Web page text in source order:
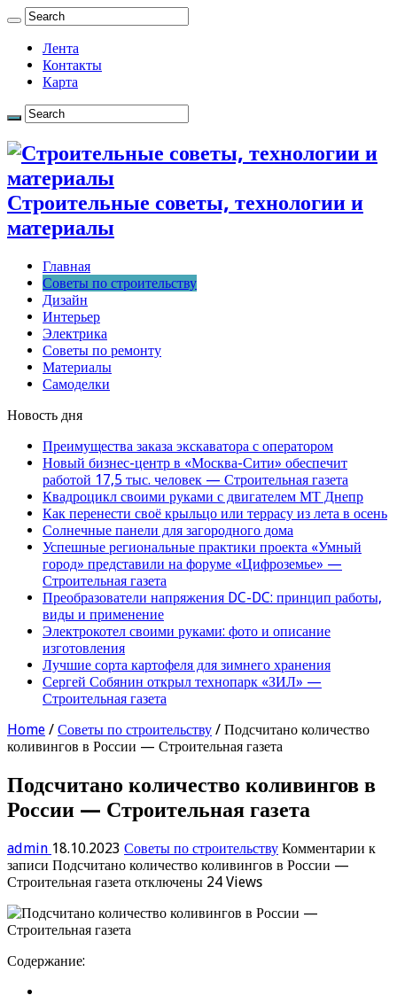
Лента
Контакты
Карта
Строительные советы, технологии и
материалы
Главная
Советы по строительству
Дизайн
Интерьер
Электрика
Советы по ремонту
Материалы
Самоделки
Новость дня
Преимущества заказа экскаватора с оператором
Новый бизнес-центр в «Москва-Сити» обеспечит
работой 17,5 тыс. человек — Строительная газета
Квадроцикл своими руками с двигателем МТ Днепр
Как перенести своё крыльцо или террасу из лета в осень
Солнечные панели для загородного дома
Успешные региональные практики проекта «Умный
город» представили на форуме «Цифроземье» —
Строительная газета
Преобразователи напряжения DC-DC: принцип работы,
виды и применение
Электрокотел своими руками: фото и описание
изготовления
Лучшие сорта картофеля для зимнего хранения
Сергей Собянин открыл технопарк «ЗИЛ» —
Строительная газета
Home / Советы по строительству / Подсчитано количество
коливингов в России — Строительная газета
Подсчитано количество коливингов в
России — Строительная газета
admin 18.10.2023 Советы по строительству Комментарии к
записи Подсчитано количество коливингов в России —
Строительная газета отключены 24 Views
Содержание: